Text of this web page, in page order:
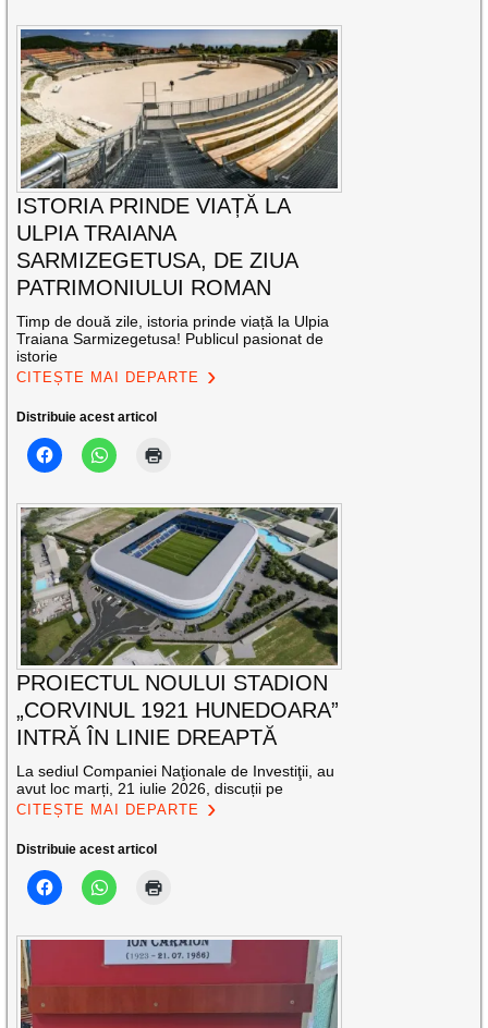
ISTORIA PRINDE VIAȚĂ LA
ULPIA TRAIANA
SARMIZEGETUSA, DE ZIUA
PATRIMONIULUI ROMAN
Timp de două zile, istoria prinde viață la Ulpia
Traiana Sarmizegetusa! Publicul pasionat de
istorie
CITEȘTE MAI DEPARTE
Distribuie acest articol
PROIECTUL NOULUI STADION
„CORVINUL 1921 HUNEDOARA”
INTRĂ ÎN LINIE DREAPTĂ
La sediul Companiei Naţionale de Investiţii, au
avut loc marți, 21 iulie 2026, discuții pe
CITEȘTE MAI DEPARTE
Distribuie acest articol